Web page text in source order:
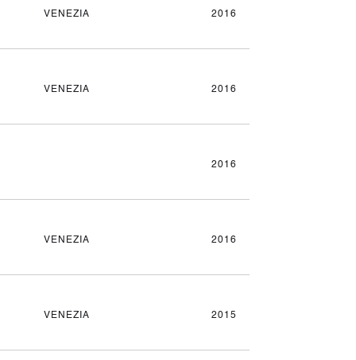
VENEZIA 2016
VENEZIA 2016
2016
VENEZIA 2016
VENEZIA 2015